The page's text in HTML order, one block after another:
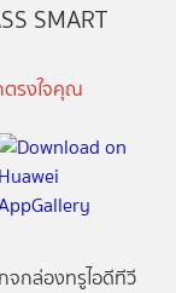
SMART
ตรงใจคุณ
จกล่องทรูไอดีทีวี